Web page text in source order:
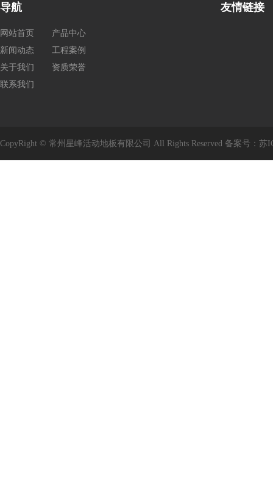
导航
网站首页
产品中心
新闻动态
工程案例
关于我们
资质荣誉
联系我们
友情链接
CopyRight © 常州星峰活动地板有限公司 All Rights Reserved 备案号： 苏